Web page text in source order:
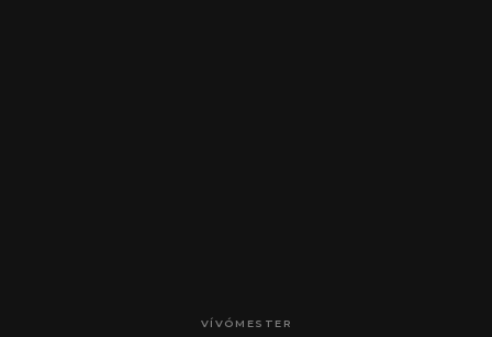
VÍVÓMESTER